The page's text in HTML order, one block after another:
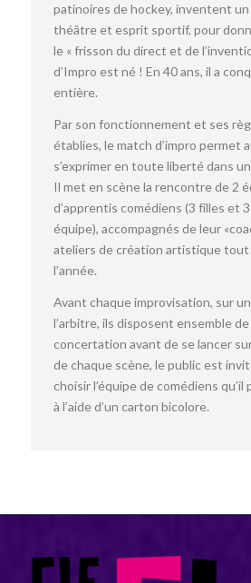
patinoires de hockey, inventent
théâtre et esprit sportif, pour
le « frisson du direct et de
d’Impro est né ! En 40 ans, il a
entière.
Par son fonctionnement et ses
établies, le match d’impro permet
s’exprimer en toute liberté dans
Il met en scène la rencontre de 2
d’apprentis comédiens (3 filles et
équipe), accompagnés de leur
ateliers de création artistique tout
l’année.
Avant chaque improvisation, sur
l’arbitre, ils disposent ensemble
concertation avant de se lancer
de chaque scène, le public est
choisir l’équipe de comédiens
à l’aide d’un carton bicolore.